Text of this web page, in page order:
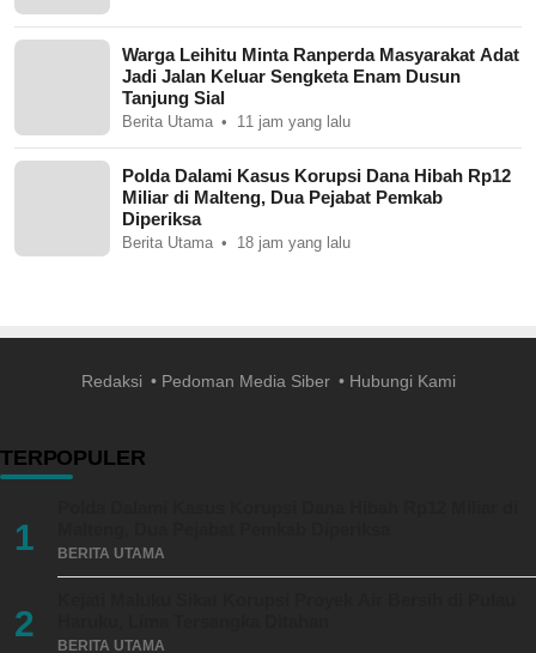
Warga Leihitu Minta Ranperda Masyarakat Adat
Jadi Jalan Keluar Sengketa Enam Dusun
Tanjung Sial
Berita Utama 11 jam yang lalu
Polda Dalami Kasus Korupsi Dana Hibah Rp12
Miliar di Malteng, Dua Pejabat Pemkab
Diperiksa
Berita Utama 18 jam yang lalu
Redaksi Pedoman Media Siber Hubungi Kami
TERPOPULER
1 BERITA UTAMA
2
BERITA UTAMA